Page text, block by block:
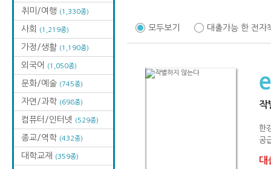
취미/여행 (1,330종)
사회 (1,219종)
가정/생활 (1,190종)
외국어 (1,050종)
문화/예술 (745종)
자연/과학 (698종)
컴퓨터/인터넷 (529종)
종교/역학 (432종)
대학교재 (359종)
모두보기 대출가능 한 전자
작
한
공
대